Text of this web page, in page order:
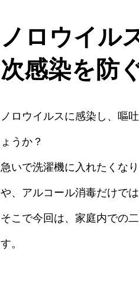
ノロウイル
次感染を防
ノロウイルスに感染し、嘔
ょうか？
急いで洗濯機に入れたくな
や、アルコール消毒だけでは
そこで今回は、家庭内での
す。